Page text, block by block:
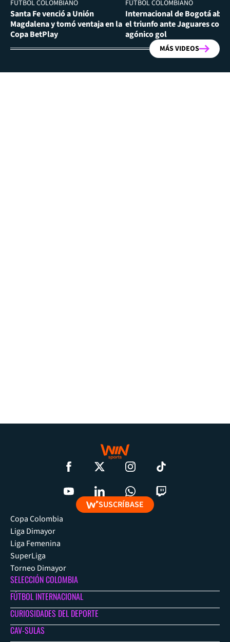
FÚTBOL COLOMBIANO
Santa Fe venció a Unión
Magdalena y tomó ventaja en la
Copa BetPlay
FÚTBOL COLOMBIANO
Internacional de Bogotá
el triunfo ante Jaguares con
agónico gol
MÁS VIDEOS
SUSCRÍBASE
Copa Colombia
Liga Dimayor
Liga Femenina
SuperLiga
Torneo Dimayor
SELECCIÓN COLOMBIA
FÚTBOL INTERNACIONAL
CURIOSIDADES DEL DEPORTE
CAV-SULAS